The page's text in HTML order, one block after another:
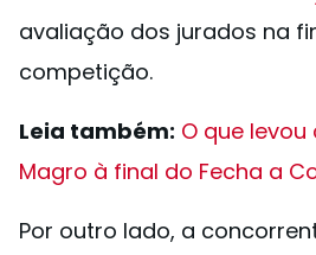
avaliação dos jurados na
competição.
Leia também: O que
Magro à final do Fecha a
Por outro lado, a